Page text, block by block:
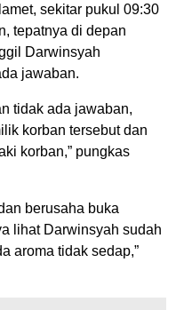
sekitar pukul 09:30
tepatnya di depan
Darwinsyah
jawaban.
tidak ada jawaban,
korban tersebut dan
korban,” pungkas
berusaha buka
lihat Darwinsyah sudah
aroma tidak sedap,”